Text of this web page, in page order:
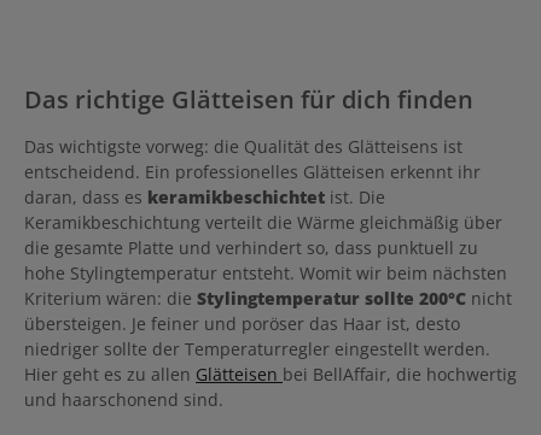
Das richtige Glätteisen für dich finden
Das wichtigste vorweg: die Qualität des Glätteisens ist
entscheidend. Ein professionelles Glätteisen erkennt ihr
daran, dass es keramikbeschichtet ist. Die
Keramikbeschichtung verteilt die Wärme gleichmäßig über
die gesamte Platte und verhindert so, dass punktuell zu
hohe Stylingtemperatur entsteht. Womit wir beim nächsten
Kriterium wären: die Stylingtemperatur sollte 200°C nicht
übersteigen. Je feiner und poröser das Haar ist, desto
niedriger sollte der Temperaturregler eingestellt werden.
Hier geht es zu allen Glätteisen bei BellAffair, die hochwertig
und haarschonend sind.